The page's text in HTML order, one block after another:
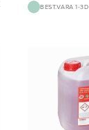
BEST.VARA 1-3D